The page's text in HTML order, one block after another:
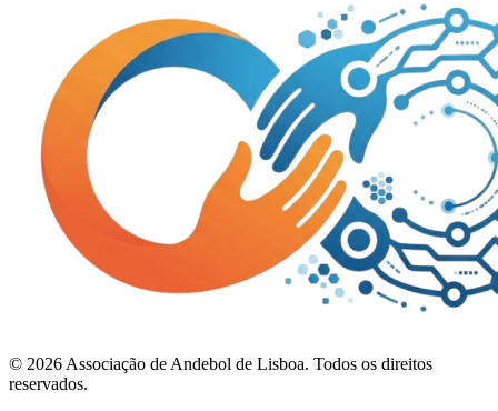
© 2026 Associação de Andebol de Lisboa. Todos os direitos
reservados.